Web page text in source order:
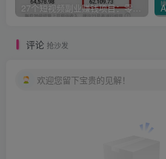
评论 抢沙发
欢迎您留下宝贵的见解！